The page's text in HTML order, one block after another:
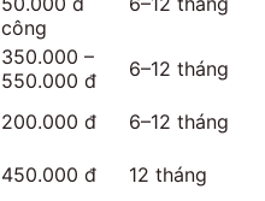
công
350.000 –
550.000 đ
6–12 tháng
200.000 đ 6–12 tháng
450.000 đ
12 tháng